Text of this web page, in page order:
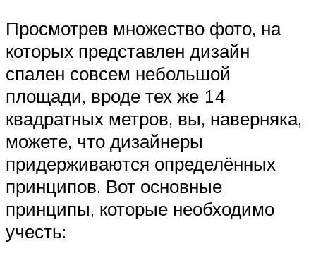
Просмотрев множество фото, на
которых представлен дизайн
спален совсем небольшой
площади, вроде тех же 14
квадратных метров, вы, наверняка,
можете, что дизайнеры
придерживаются определённых
принципов. Вот основные
принципы, которые необходимо
учесть: